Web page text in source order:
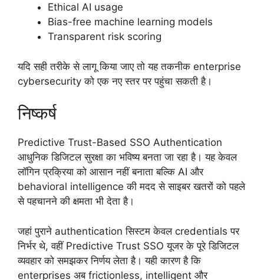
Ethical AI usage
Bias-free machine learning models
Transparent risk scoring
यदि सही तरीके से लागू किया जाए तो यह तकनीक enterprise
cybersecurity को एक नए स्तर पर पहुंचा सकती है।
निष्कर्ष
Predictive Trust-Based SSO Authentication
आधुनिक डिजिटल सुरक्षा का भविष्य बनता जा रहा है। यह केवल
लॉगिन प्रक्रिया को आसान नहीं बनाता बल्कि AI और
behavioral intelligence की मदद से साइबर खतरों को पहले
से पहचानने की क्षमता भी देता है।
जहां पुराने authentication सिस्टम केवल credentials पर
निर्भर थे, वहीं Predictive Trust SSO यूजर के पूरे डिजिटल
व्यवहार को समझकर निर्णय लेता है। यही कारण है कि
enterprises अब frictionless, intelligent और